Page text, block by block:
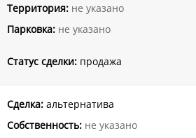
Территория: не указано
Парковка: не указано
Статус сделки: продажа
Сделка: альтернатива
Собственность: не указано